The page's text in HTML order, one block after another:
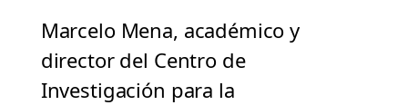
Marcelo Mena, académico y
director del Centro de
Investigación para la